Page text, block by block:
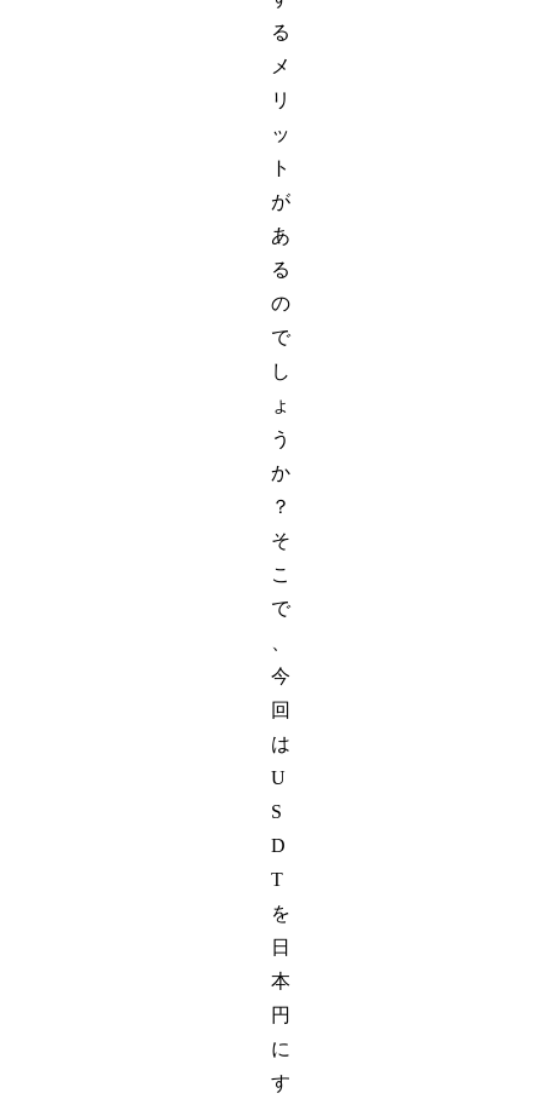
る
メ
リ
ッ
ト
が
あ
る
の
で
し
ょ
う
か
？
そ
こ
で
今
回
は
U
S
D
T
を
日
本
円
に
す